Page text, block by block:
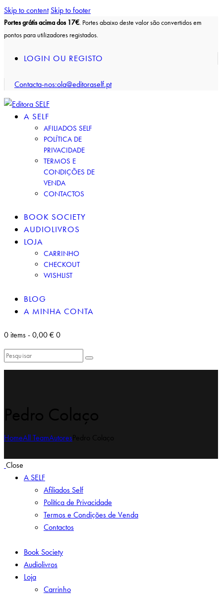
Skip to content Skip to footer
Portes grátis acima dos 17€. Portes abaixo deste valor são convertidos em
pontos para utilizadores registados.
LOGIN OU REGISTO
Contacta-nos:ola@editoraself.pt
A SELF
AFILIADOS SELF
POLÍTICA DE
PRIVACIDADE
TERMOS E
CONDIÇÕES DE
VENDA
CONTACTOS
BOOK SOCIETY
AUDIOLIVROS
LOJA
CARRINHO
CHECKOUT
WISHLIST
BLOG
A MINHA CONTA
0 items-0,00 €0
HomeAll TeamAutores
Close
A SELF
Afiliados Self
Política de Privacidade
Termos e Condições de Venda
Contactos
Book Society
Audiolivros
Loja
Carrinho